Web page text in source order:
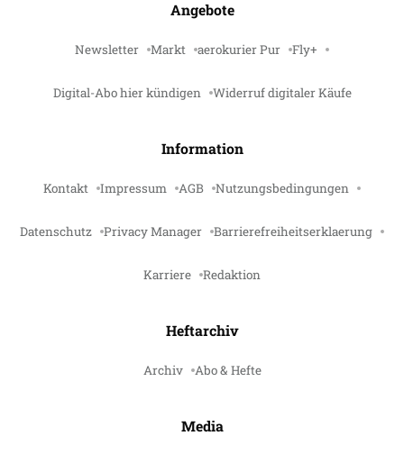
Angebote
Newsletter Markt aerokurier Pur Fly+
Digital-Abo hier kündigen Widerruf digitaler Käufe
Information
Kontakt Impressum AGB Nutzungsbedingungen
Datenschutz Privacy Manager Barrierefreiheitserklaerung
Karriere Redaktion
Heftarchiv
Archiv Abo & Hefte
Media